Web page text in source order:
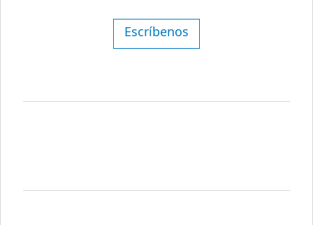
Escríbenos